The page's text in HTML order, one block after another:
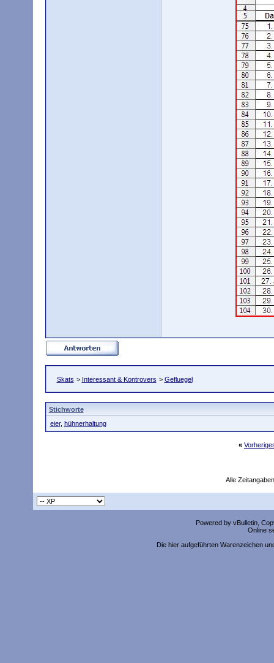
Skats > Interessant & Kontrovers > Gefluegel
Stichworte
eier, hühnerhaltung
«
Alle
Powered by vBulletin,
Online
Die hier aufgeführten Warenzeichen